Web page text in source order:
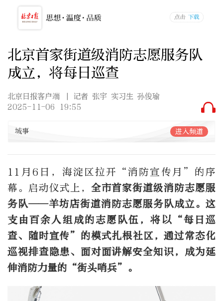
北京首家街道级消防志愿服务队
成立，将每日巡查
北京日报客户端
| 记者 张宇 实习生 孙俊瑜
2025-11-06 19:55
城事 进入频道
11 月 6 日，海淀区拉开“消防宣传月”的序
幕。启动仪式上， 全市首家街道级消防志愿服
务队——羊坊店街道消防志愿服务队成立。这
支由百余人组成的志愿队伍，将以 “每日巡
查、随时宣传” 的模式扎根社区，通过常态化
巡视排查隐患、面对面讲解安全知识，成为延
伸消防力量的 “街头哨兵” 。